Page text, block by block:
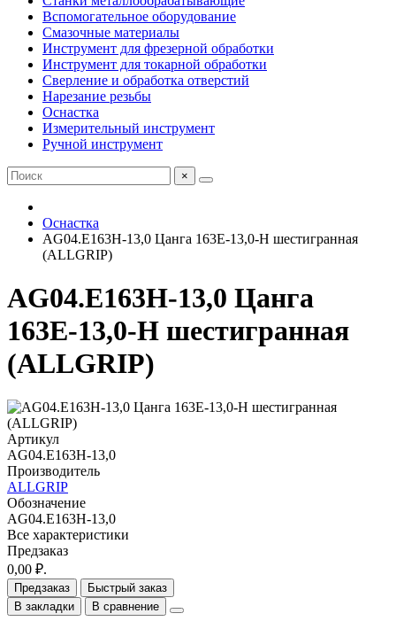
Вспомогательное оборудование
Смазочные материалы
Инструмент для фрезерной обработки
Инструмент для токарной обработки
Сверление и обработка отверстий
Нарезание резьбы
Оснастка
Измерительный инструмент
Ручной инструмент
×
Оснастка
AG04.E163H-13,0 Цанга 163E-13,0-H шестигранная
(ALLGRIP)
AG04.E163H-13,0 Цанга
163E-13,0-H шестигранная
(ALLGRIP)
Артикул
AG04.E163H-13,0
Производитель
ALLGRIP
Обозначение
AG04.E163H-13,0
Все характеристики
Предзаказ
0,00 ₽.
Предзаказ
Быстрый заказ
В закладки
В сравнение